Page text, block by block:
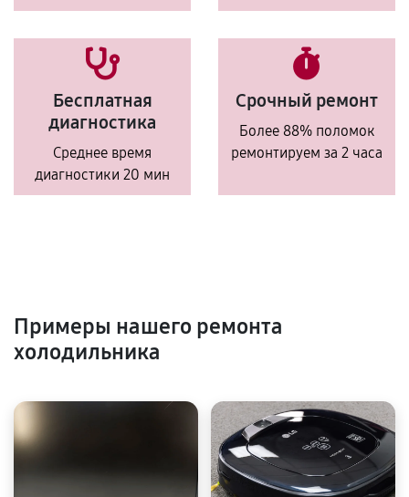
Бесплатная
диагностика
Среднее время
диагностики 20 мин
Срочный ремонт
Более 88% поломок
ремонтируем за 2 часа
Примеры нашего ремонта
холодильника